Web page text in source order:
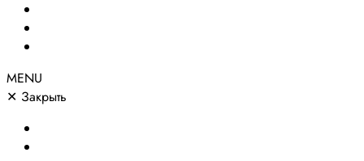
MENU
✕ Закрыть